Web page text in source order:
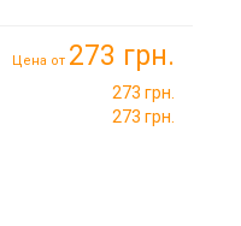
Цена от 273 грн.
273 грн.
273 грн.